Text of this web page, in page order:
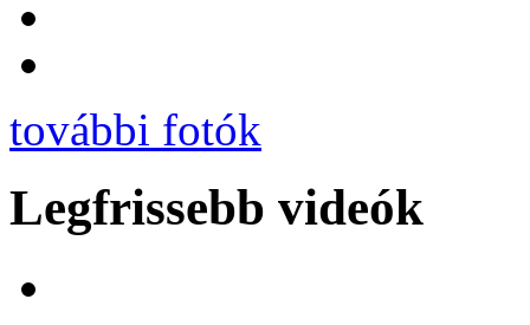
további fotók
Legfrissebb videók